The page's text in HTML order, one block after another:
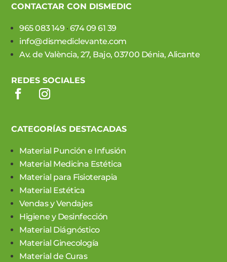
CONTACTAR CON DISMEDIC
965 083 149 · 674 09 61 39
info@dismediclevante.com
Av. de València, 27, Bajo, 03700 Dénia, Alicante
REDES SOCIALES
CATEGORÍAS DESTACADAS
Material Punción e Infusión
Material Medicina Estética
Material para Fisioterapia
Material Estética
Vendas y Vendajes
Higiene y Desinfección
Material Diágnóstico
Material Ginecología
Material de Curas